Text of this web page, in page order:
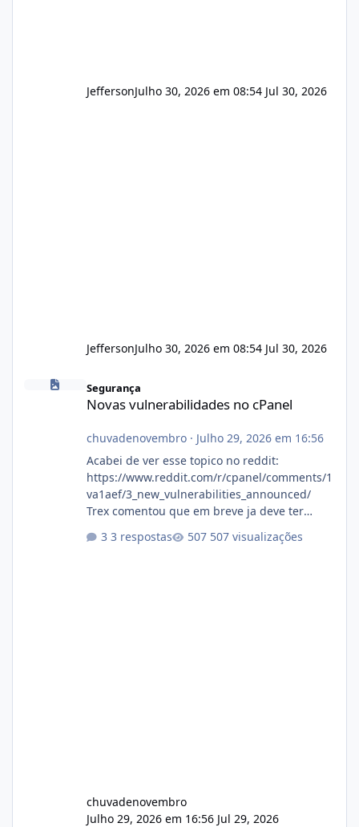
JeffersonJulho 30, 2026 em 08:54 Jul 30, 2026
JeffersonJulho 30, 2026 em 08:54 Jul 30, 2026
Novas vulnerabilidades no cPanel
Segurança
Novas vulnerabilidades no cPanel
chuvadenovembro· Julho 29, 2026 em 16:56
Acabei de ver esse topico no reddit:
https://www.reddit.com/r/cpanel/comments/1
va1aef/3_new_vulnerabilities_announced/
Trex comentou que em breve ja deve ter
3 respostas 507 visualizações
chuvadenovembro
Julho 29, 2026 em 16:56 Jul 29, 2026